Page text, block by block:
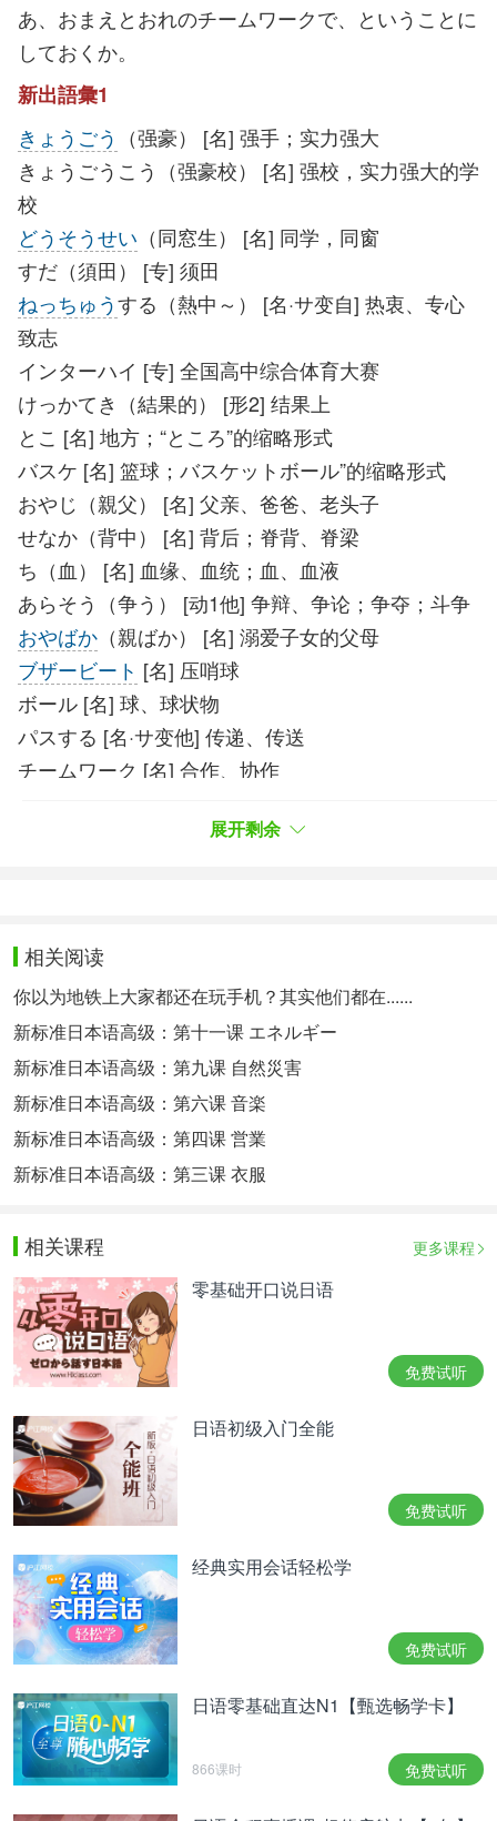
あ、おまえとおれのチームワークで、ということに
しておくか。
新出語彙1
きょうごう （强豪） [名] 强手；实力强大
きょうごうこう（强豪校） [名] 强校，实力强大的学
校
どうそうせい （同窓生） [名] 同学，同窗
すだ（須田） [专] 须田
ねっちゅうする（熱中～） [名·サ变自] 热衷、专心
致志
インターハイ [专] 全国高中综合体育大赛
けっかてき（結果的） [形2] 结果上
とこ [名] 地方；“ところ”的缩略形式
バスケ [名] 篮球；バスケットボール”的缩略形式
おやじ（親父） [名] 父亲、爸爸、老头子
せなか（背中） [名] 背后；脊背、脊梁
ち（血） [名] 血缘、血统；血、血液
あらそう（争う） [动1他] 争辩、争论；争夺；斗争
おやばか （親ばか） [名] 溺爱子女的父母
ブザービート [名] 压哨球
ボール [名] 球、球状物
パスする [名·サ变他] 传递、传送
チームワーク [名] 合作、协作
～ばっかり 净～、光～、只是～
会
展开剩余
相关阅读
你以为地铁上大家都还在玩手机？其实他们都在......
新标准日本语高级：第十一课 エネルギー
新标准日本语高级：第九课 自然災害
新标准日本语高级：第六课 音楽
新标准日本语高级：第四课 営業
新标准日本语高级：第三课 衣服
相关课程 更多课程
零基础开口说日语
免费试听
日语初级入门全能
免费试听
经典实用会话轻松学
免费试听
日语零基础直达N1【甄选畅学卡】
866课时 免费试听